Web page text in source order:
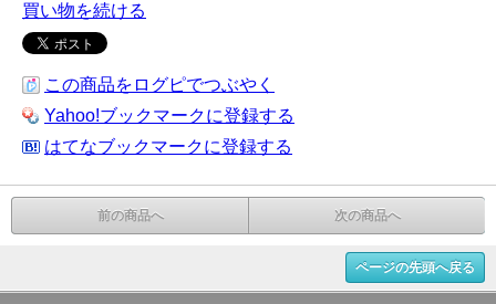
買い物を続ける
この商品をログピでつぶやく
Yahoo!ブックマークに登録する
はてなブックマークに登録する
前の商品へ 次の商品へ
ページの先頭へ戻る